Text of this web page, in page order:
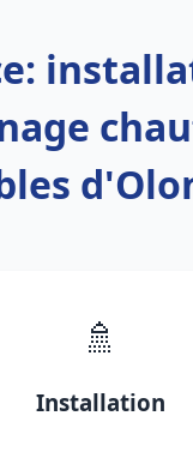
🚿
Installation